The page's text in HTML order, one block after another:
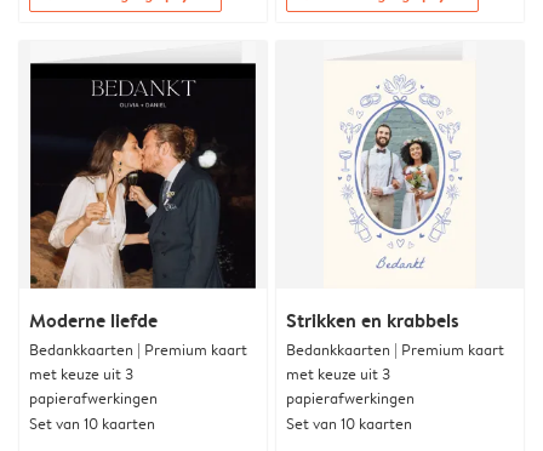
Moderne liefde
Bedankkaarten | Premium kaart
met keuze uit 3
papierafwerkingen
Set van 10 kaarten
Strikken en krabbels
Bedankkaarten | Premium kaart
met keuze uit 3
papierafwerkingen
Set van 10 kaarten